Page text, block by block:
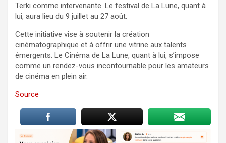
Terki comme intervenante. Le festival de La Lune, quant à
lui, aura lieu du 9 juillet au 27 août.
Cette initiative vise à soutenir la création
cinématographique et à offrir une vitrine aux talents
émergents. Le Cinéma de La Lune, quant à lui, s’impose
comme un rendez-vous incontournable pour les amateurs
de cinéma en plein air.
Source